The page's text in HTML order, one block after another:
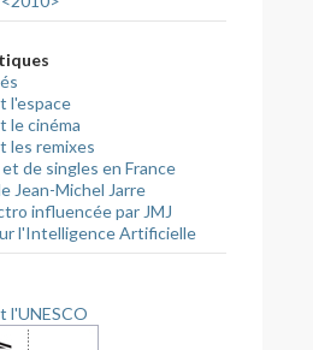
l'espace
le cinéma
les remixes
de singles en France
Jean-Michel Jarre
influencée par JMJ
l'Intelligence Artificielle
l'UNESCO